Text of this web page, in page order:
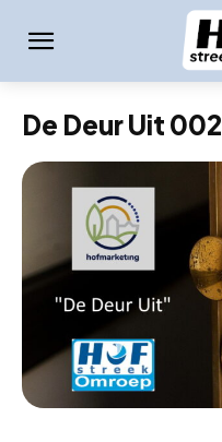
De Deur Uit 002